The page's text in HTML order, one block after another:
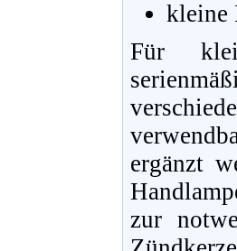
kleine
Für
ergänzt
zur